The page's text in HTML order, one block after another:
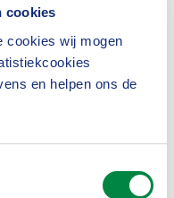
cookies
cookies wij mogen
en helpen ons de
risico’s
verzekeraars zelf
van het
toezicht moeten
dat regelgeving
bedrijven zelf